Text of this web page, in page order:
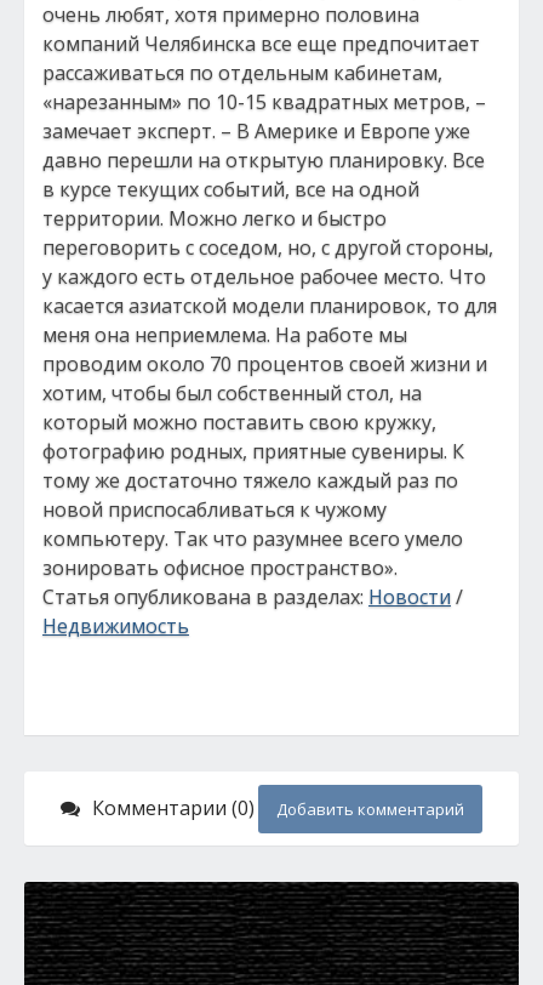
очень любят, хотя примерно половина
компаний Челябинска все еще предпочитает
рассаживаться по отдельным кабинетам,
«нарезанным» по 10-15 квадратных метров, –
замечает эксперт. – В Америке и Европе уже
давно перешли на открытую планировку. Все
в курсе текущих событий, все на одной
территории. Можно легко и быстро
переговорить с соседом, но, с другой стороны,
у каждого есть отдельное рабочее место. Что
касается азиатской модели планировок, то для
меня она неприемлема. На работе мы
проводим около 70 процентов своей жизни и
хотим, чтобы был собственный стол, на
который можно поставить свою кружку,
фотографию родных, приятные сувениры. К
тому же достаточно тяжело каждый раз по
новой приспосабливаться к чужому
компьютеру. Так что разумнее всего умело
зонировать офисное пространство».
Статья опубликована в разделах: Новости/
Недвижимость
Комментарии (0) Добавить комментарий